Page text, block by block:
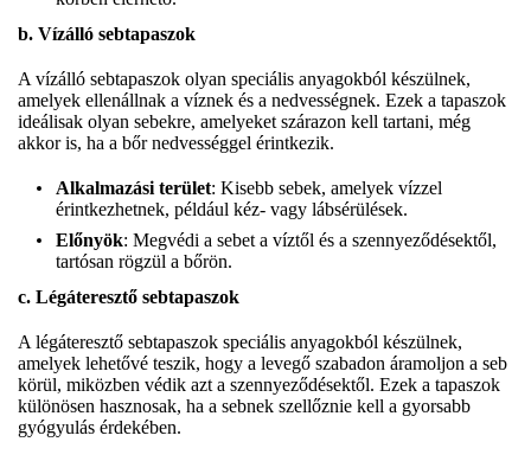
b. Vízálló sebtapaszok
A vízálló sebtapaszok olyan speciális anyagokból készülnek,
amelyek ellenállnak a víznek és a nedvességnek. Ezek a tapaszok
ideálisak olyan sebekre, amelyeket szárazon kell tartani, még
akkor is, ha a bőr nedvességgel érintkezik.
Alkalmazási terület: Kisebb sebek, amelyek vízzel
érintkezhetnek, például kéz- vagy lábsérülések.
Előnyök: Megvédi a sebet a víztől és a szennyeződésektől,
tartósan rögzül a bőrön.
c. Légáteresztő sebtapaszok
A légáteresztő sebtapaszok speciális anyagokból készülnek,
amelyek lehetővé teszik, hogy a levegő szabadon áramoljon a seb
körül, miközben védik azt a szennyeződésektől. Ezek a tapaszok
különösen hasznosak, ha a sebnek szellőznie kell a gyorsabb
gyógyulás érdekében.